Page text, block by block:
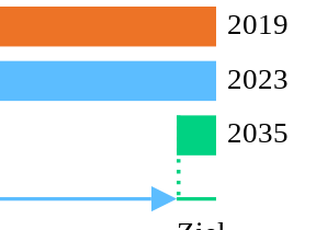
2019
2023
2035